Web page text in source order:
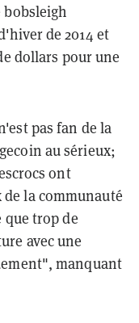
bobsleigh
de 2014 et
dollars pour une
pas fan de la
au sérieux;
ont
la communauté
que trop de
avec une
manquant